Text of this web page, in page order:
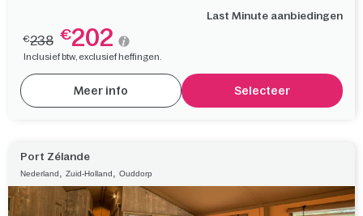
Last Minute aanbiedingen
€238 €202
Inclusief btw, exclusief heffingen.
Meer info Selecteer
Port Zélande
Nederland Zuid-Holland Ouddorp